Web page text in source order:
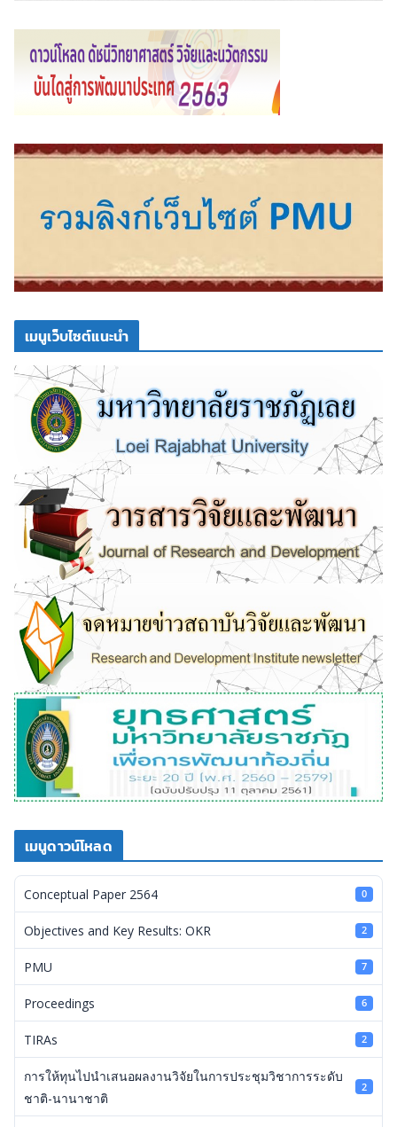
เมนูเว็บไซต์แนะนำ
เมนูดาวน์โหลด
Conceptual Paper 2564 0
Objectives and Key Results: OKR 2
PMU 7
Proceedings 6
TIRAs 2
การให้ทุนไปนำเสนอผลงานวิจัยในการประชุมวิชาการระดับ
ชาติ-นานาชาติ
2